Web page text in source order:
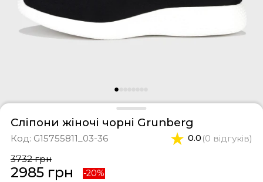
Сліпони жіночі чорні Grunberg
Код: G15755811_03-36 0.0 (0 відгуків)
3732 грн
2985 грн -20%